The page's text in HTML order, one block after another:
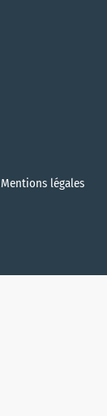
Mentions légales